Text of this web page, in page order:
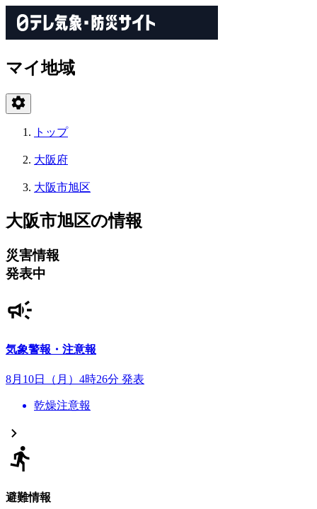
マイ地域
トップ
大阪府
大阪市旭区
大阪市旭区の情報
災害情報
発表中
気象警報・注意報
8月10日（月）4時26分 発表
乾燥注意報
避難情報